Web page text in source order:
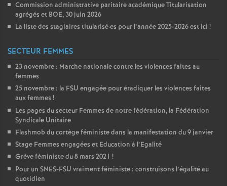
Commission administrative paritaire académique Titularisation
agrégés et BOE, 30 juin 2026
La liste des stagiaires titularisé·es pour l’année 2025-2026 est ici !
SECTEUR FEMMES
23 novembre : Marche nationale contre les violences faites au
femmes
25 novembre : la FSU engagée pour éradiquer les violences faites
aux femmes !
Les pages du secteur Femmes de notre fédération, la Fédération
Syndicale Unitaire
Flashmob du cortège féministe dans la manifestation du 9 janvier
Stage Femmes engagées et Education à l’Egalité
Grève féministe du 8 mars 2021 !
Pour un SNES-FSU vraiment féministe : construisons l’égalité au
quotidien